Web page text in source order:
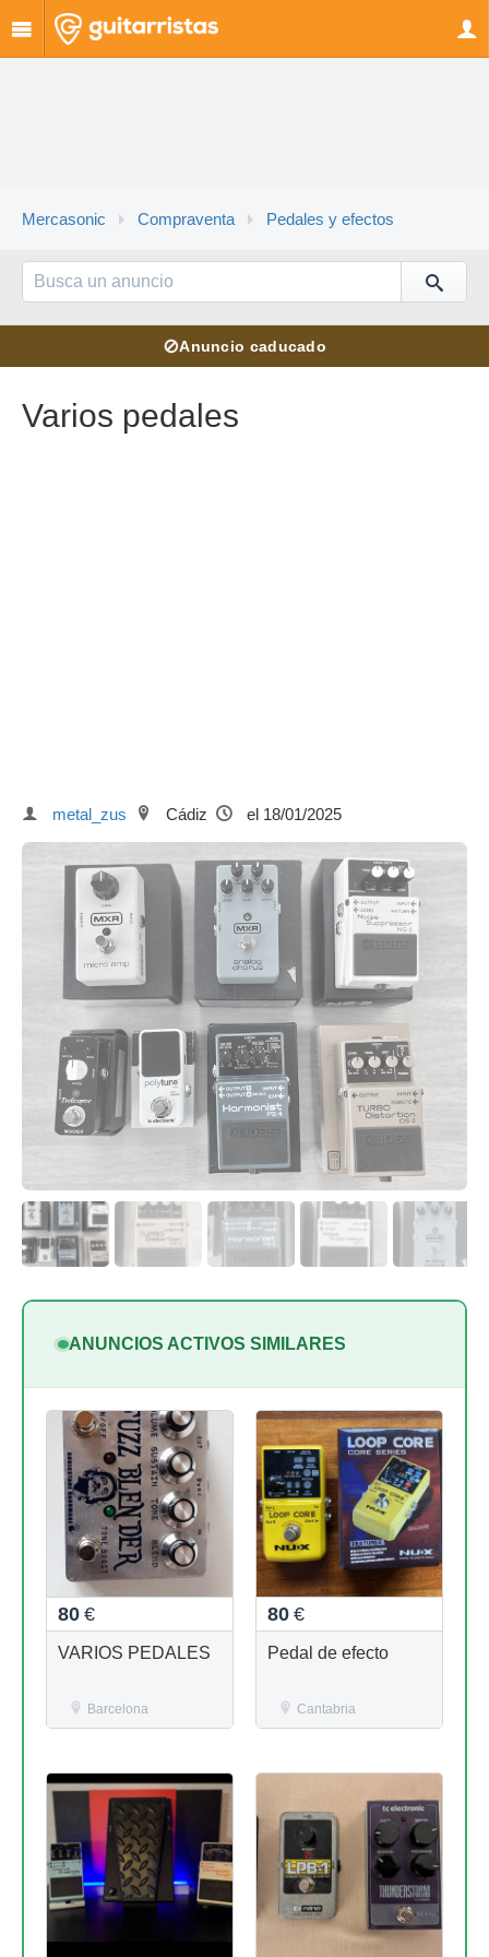
Mercasonic Compraventa Pedales y efectos
⊘Anuncio caducado
Varios pedales
metal_zus Cádiz el 18/01/2025
ANUNCIOS ACTIVOS SIMILARES
80 €
VARIOS PEDALES
Barcelona
80 €
Pedal de efecto
Cantabria